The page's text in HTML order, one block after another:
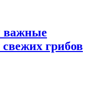
важные
грибов